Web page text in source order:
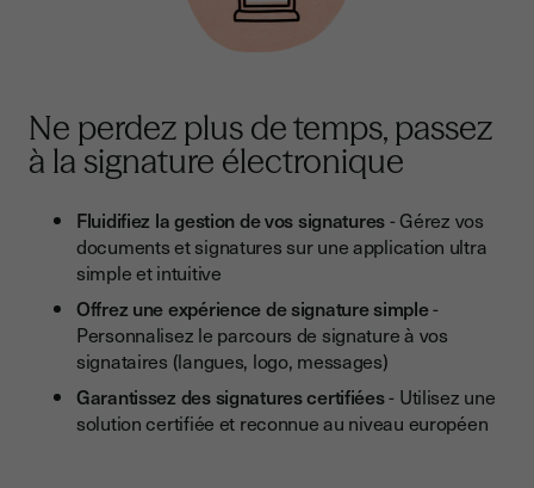
Ne perdez plus de temps, passez
à la signature électronique
Fluidifiez la gestion de vos signatures- Gérez vos
documents et signatures sur une application ultra
simple et intuitive
Offrez une expérience de signature simple-
Personnalisez le parcours de signature à vos
signataires (langues, logo, messages)
Garantissez des signatures certifiées- Utilisez une
solution certifiée et reconnue au niveau européen